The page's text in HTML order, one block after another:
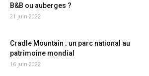
B&B ou auberges ?
21 juin 2022
Cradle Mountain : un parc national au
patrimoine mondial
16 juin 2022